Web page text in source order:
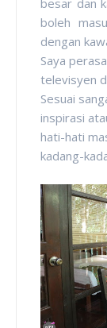
besar dan
boleh
dengan
Saya
televisyen
Sesuai
inspirasi
hati-hati
kadang-